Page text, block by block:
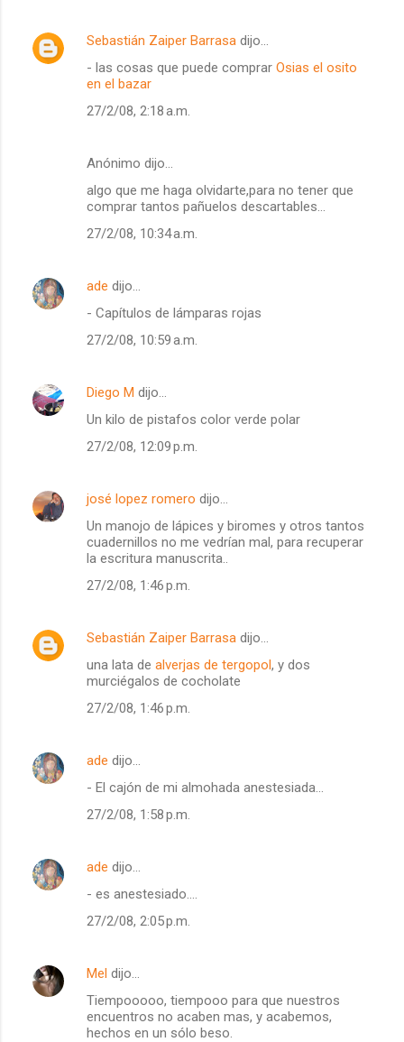
Sebastián Zaiper Barrasa dijo…
- las cosas que puede comprar Osias el osito
en el bazar
27/2/08, 2:18 a.m.
Anónimo dijo…
algo que me haga olvidarte,para no tener que
comprar tantos pañuelos descartables...
27/2/08, 10:34 a.m.
ade dijo…
- Capítulos de lámparas rojas
27/2/08, 10:59 a.m.
Diego M dijo…
Un kilo de pistafos color verde polar
27/2/08, 12:09 p.m.
josé lopez romero dijo…
Un manojo de lápices y biromes y otros tantos
cuadernillos no me vedrían mal, para recuperar
la escritura manuscrita..
27/2/08, 1:46 p.m.
Sebastián Zaiper Barrasa dijo…
una lata de alverjas de tergopol, y dos
murciégalos de cocholate
27/2/08, 1:46 p.m.
ade dijo…
- El cajón de mi almohada anestesiada...
27/2/08, 1:58 p.m.
ade dijo…
- es anestesiado....
27/2/08, 2:05 p.m.
Mel dijo…
Tiempooooo, tiempooo para que nuestros
encuentros no acaben mas, y acabemos,
hechos en un sólo beso.